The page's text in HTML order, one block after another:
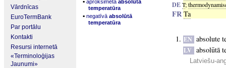
Vārdnīcas
EuroTermBank
Par portālu
Kontakti
Resursi internetā
«Terminoloģijas
Jaunumi»
aproksimētā absolūtā
temperatūra
▪ negatīvā absolūtā
temperatūra
DET;
FR Ta
EN absolute
LV absolūtā
Latviešu-